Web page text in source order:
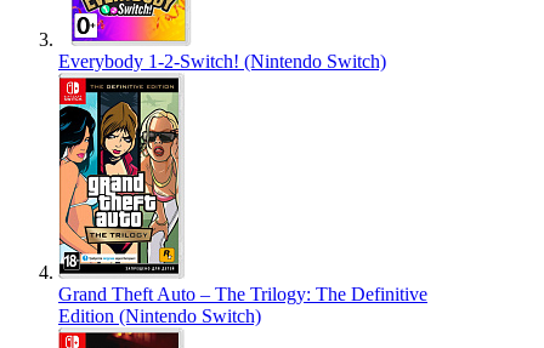
Everybody 1-2-Switch! (Nintendo Switch)
Grand Theft Auto – The Trilogy: The Definitive
Edition (Nintendo Switch)